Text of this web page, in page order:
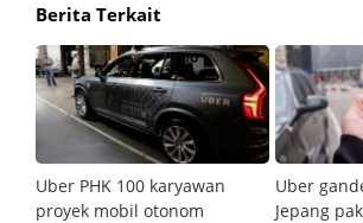
Berita Terkait
Uber PHK 100 karyawan
proyek mobil otonom
Uber
Jepang